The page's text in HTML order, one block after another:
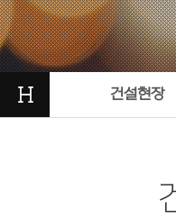
H 건설현장